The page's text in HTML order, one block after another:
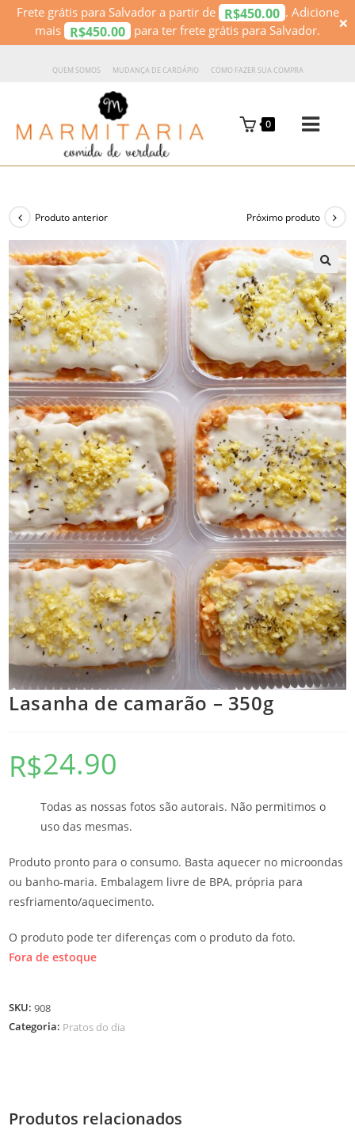
QUEM SOMOS MUDANÇA DE CARDÁPIO COMO FAZER SUA COMPRA
0
Produto anterior Próximo produto
🔍
Lasanha de camarão – 350g
R$24.90
Todas as nossas fotos são autorais. Não permitimos o
uso das mesmas.
Produto pronto para o consumo. Basta aquecer no microondas
ou banho-maria. Embalagem livre de BPA, própria para
resfriamento/aquecimento.
O produto pode ter diferenças com o produto da foto.
Fora de estoque
SKU:908
Categoria: Pratos do dia
Produtos relacionados
Frete grátis para Salvador a partir de R$450.00 . Adicione
mais R$450.00 para ter frete grátis para Salvador. ×